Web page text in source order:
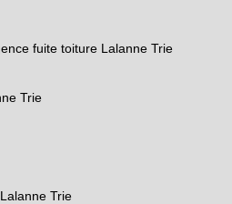
fuite toiture Lalanne Trie
Trie
Trie